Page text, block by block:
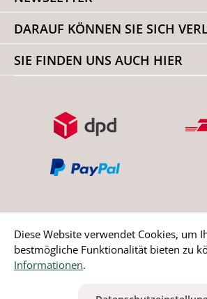
DARAUF KÖNNEN SIE SICH
SIE FINDEN UNS AUCH HIER
Bestellung widerrufen
Diese Website verwendet Cookies, um
bestmögliche Funktionalität bieten zu
Informationen.